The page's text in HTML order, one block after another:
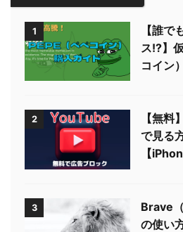
1
【誰で
ス!?】
コイン
2
【無
で見る
【
3
Brave
の使い